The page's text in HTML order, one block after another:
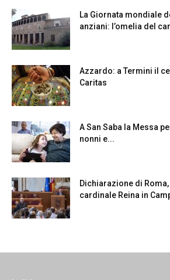
La Giornata mondiale
anziani: l’omelia del
Azzardo: a Termini il
Caritas
A San Saba la Messa
nonni e...
Dichiarazione di Roma,
cardinale Reina in